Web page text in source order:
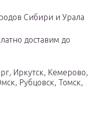
Сибири и Урала
доставим до
Иркутск, Кемерово,
Рубцовск, Томск,